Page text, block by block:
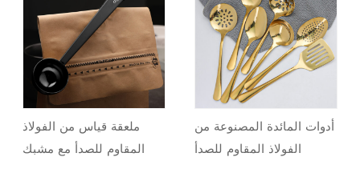
أدوات المائدة المصنوعة من
الفولاذ المقاوم للصدأ
ملعقة قياس من الفولاذ
المقاوم للصدأ مع مشبك